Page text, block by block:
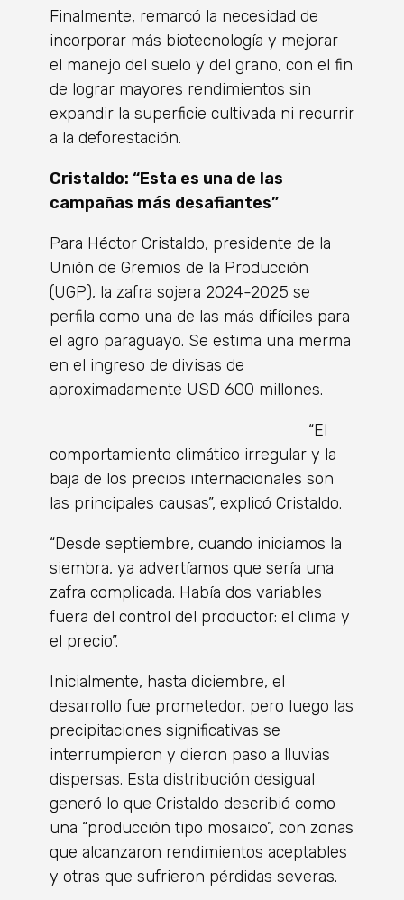
Finalmente, remarcó la necesidad de
incorporar más biotecnología y mejorar
el manejo del suelo y del grano, con el fin
de lograr mayores rendimientos sin
expandir la superficie cultivada ni recurrir
a la deforestación.
Cristaldo: “Esta es una de las
campañas más desafiantes”
Para Héctor Cristaldo, presidente de la
Unión de Gremios de la Producción
(UGP), la zafra sojera 2024-2025 se
perfila como una de las más difíciles para
el agro paraguayo. Se estima una merma
en el ingreso de divisas de
aproximadamente USD 600 millones.
“El
comportamiento climático irregular y la
baja de los precios internacionales son
las principales causas”, explicó Cristaldo.
“Desde septiembre, cuando iniciamos la
siembra, ya advertíamos que sería una
zafra complicada. Había dos variables
fuera del control del productor: el clima y
el precio”.
Inicialmente, hasta diciembre, el
desarrollo fue prometedor, pero luego las
precipitaciones significativas se
interrumpieron y dieron paso a lluvias
dispersas. Esta distribución desigual
generó lo que Cristaldo describió como
una “producción tipo mosaico”, con zonas
que alcanzaron rendimientos aceptables
y otras que sufrieron pérdidas severas.